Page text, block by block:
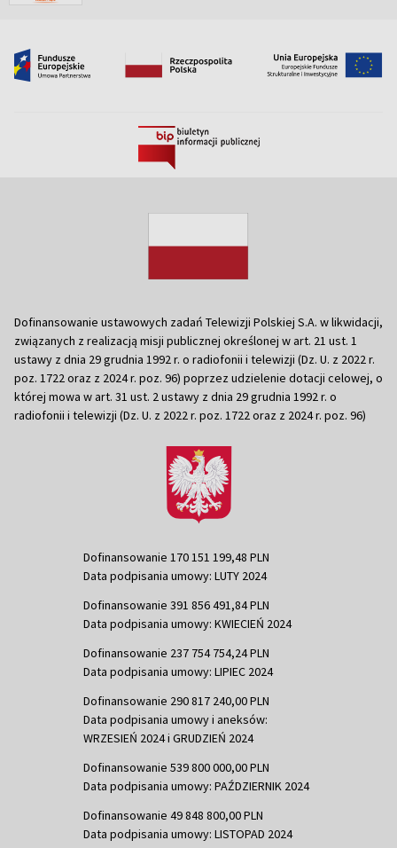
Dofinansowanie ustawowych zadań Telewizji Polskiej S.A. w likwidacji,
związanych z realizacją misji publicznej określonej w art. 21 ust. 1
ustawy z dnia 29 grudnia 1992 r. o radiofonii i telewizji (Dz. U. z 2022 r.
poz. 1722 oraz z 2024 r. poz. 96) poprzez udzielenie dotacji celowej, o
której mowa w art. 31 ust. 2 ustawy z dnia 29 grudnia 1992 r. o
radiofonii i telewizji (Dz. U. z 2022 r. poz. 1722 oraz z 2024 r. poz. 96)
Dofinansowanie 170 151 199,48 PLN
Data podpisania umowy: LUTY 2024
Dofinansowanie 391 856 491,84 PLN
Data podpisania umowy: KWIECIEŃ 2024
Dofinansowanie 237 754 754,24 PLN
Data podpisania umowy: LIPIEC 2024
Dofinansowanie 290 817 240,00 PLN
Data podpisania umowy i aneksów:
WRZESIEŃ 2024 i GRUDZIEŃ 2024
Dofinansowanie 539 800 000,00 PLN
Data podpisania umowy: PAŹDZIERNIK 2024
Dofinansowanie 49 848 800,00 PLN
Data podpisania umowy: LISTOPAD 2024